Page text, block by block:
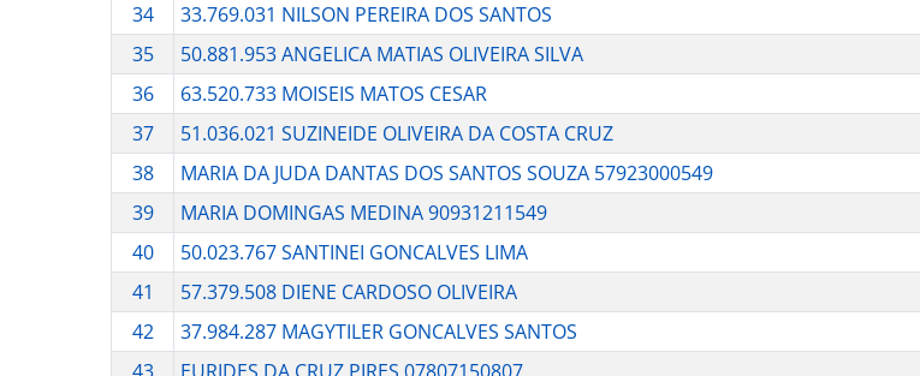
34
33.769.031 NILSON PEREIRA DOS SANTOS
35
50.881.953 ANGELICA MATIAS OLIVEIRA SILVA
36
63.520.733 MOISEIS MATOS CESAR
37
51.036.021 SUZINEIDE OLIVEIRA DA COSTA CRUZ
38
MARIA DA JUDA DANTAS DOS SANTOS SOUZA 57923000549
39
MARIA DOMINGAS MEDINA 90931211549
40
50.023.767 SANTINEI GONCALVES LIMA
41
57.379.508 DIENE CARDOSO OLIVEIRA
42
37.984.287 MAGYTILER GONCALVES SANTOS